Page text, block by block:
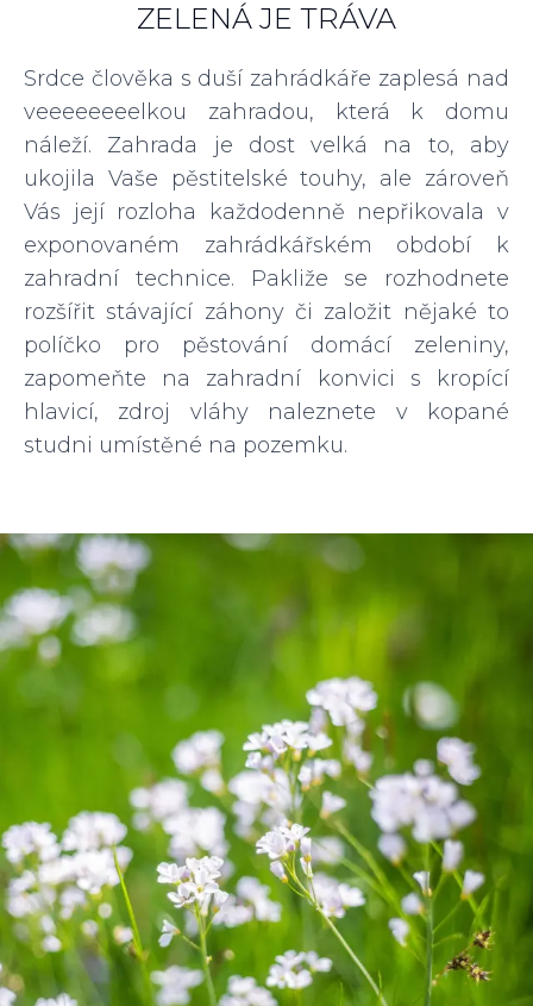
ZELENÁ JE TRÁVA
Srdce člověka s duší zahrádkáře zaplesá nad
veeeeeeeelkou zahradou, která k domu
náleží. Zahrada je dost velká na to, aby
ukojila Vaše pěstitelské touhy, ale zároveň
Vás její rozloha každodenně nepřikovala v
exponovaném zahrádkářském období k
zahradní technice. Pakliže se rozhodnete
rozšířit stávající záhony či založit nějaké to
políčko pro pěstování domácí zeleniny,
zapomeňte na zahradní konvici s kropící
hlavicí, zdroj vláhy naleznete v kopané
studni umístěné na pozemku.